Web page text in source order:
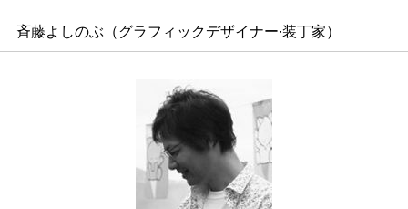
斉藤よしのぶ（グラフィックデザイナー∙装丁家）